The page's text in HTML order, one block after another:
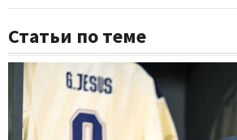
Статьи по теме